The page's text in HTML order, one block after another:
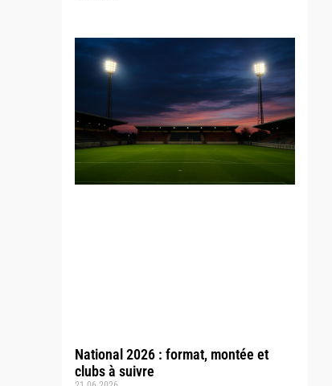
National 2026 : format, montée et
clubs à suivre